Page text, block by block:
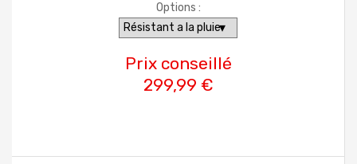
Options :
Prix conseillé
299,99 €